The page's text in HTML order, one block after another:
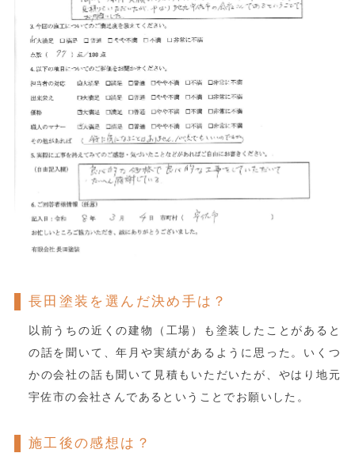
長田塗装を選んだ決め手は？
以前うちの近くの建物（工場）も塗装したことがあると
の話を聞いて、年月や実績があるように思った。いくつ
かの会社の話も聞いて見積もいただいたが、やはり地元
宇佐市の会社さんであるということでお願いした。
施工後の感想は？